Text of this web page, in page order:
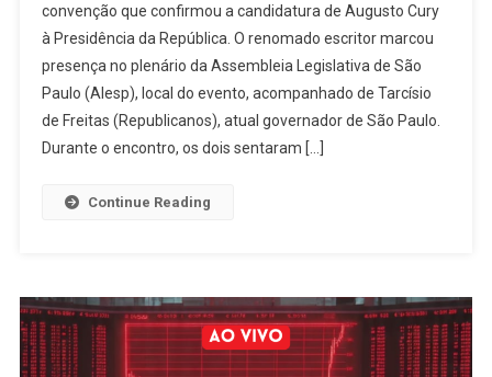
Candidatura
De
Augusto
Cury
À
Presidência
convenção que confirmou a candidatura de Augusto Cury
à Presidência da República. O renomado escritor marcou
presença no plenário da Assembleia Legislativa de São
Paulo (Alesp), local do evento, acompanhado de Tarcísio
de Freitas (Republicanos), atual governador de São Paulo.
Durante o encontro, os dois sentaram […]
Continue Reading